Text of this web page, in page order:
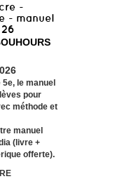
-
- manuel
le manuel
pour
méthode et
manuel
(livre +
offerte).